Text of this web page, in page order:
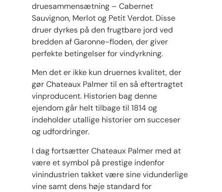
druesammensætning – Cabernet
Sauvignon, Merlot og Petit Verdot. Disse
druer dyrkes på den frugtbare jord ved
bredden af ​​Garonne-floden, der giver
perfekte betingelser for vindyrkning.
Men det er ikke kun druernes kvalitet, der
gør Chateaux Palmer til en så eftertragtet
vinproducent. Historien bag denne
ejendom går helt tilbage til 1814 og
indeholder utallige historier om succeser
og udfordringer.
I dag fortsætter Chateaux Palmer med at
være et symbol på prestige indenfor
vinindustrien takket være sine vidunderlige
vine samt dens høje standard for